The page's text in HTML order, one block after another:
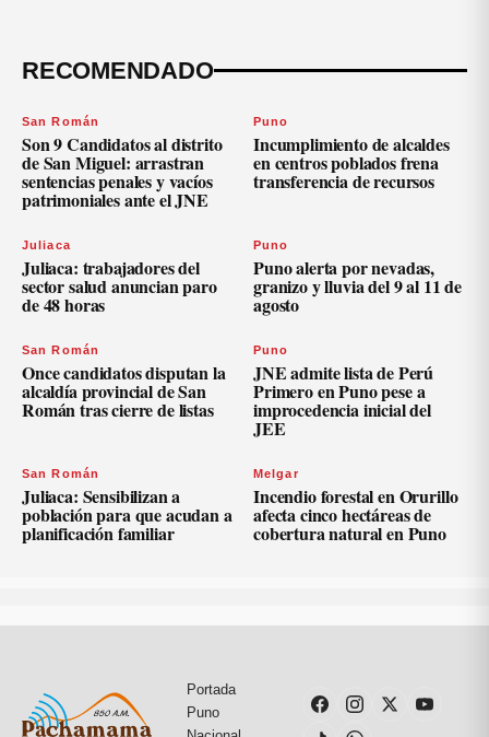
RECOMENDADO
San Román
Son 9 Candidatos al distrito
de San Miguel: arrastran
sentencias penales y vacíos
patrimoniales ante el JNE
Puno
Incumplimiento de alcaldes
en centros poblados frena
transferencia de recursos
Juliaca
Juliaca: trabajadores del
sector salud anuncian paro
de 48 horas
Puno
Puno alerta por nevadas,
granizo y lluvia del 9 al 11 de
agosto
San Román
Once candidatos disputan la
alcaldía provincial de San
Román tras cierre de listas
Puno
JNE admite lista de Perú
Primero en Puno pese a
improcedencia inicial del
JEE
San Román
Juliaca: Sensibilizan a
población para que acudan a
planificación familiar
Melgar
Incendio forestal en Orurillo
afecta cinco hectáreas de
cobertura natural en Puno
Portada
Puno